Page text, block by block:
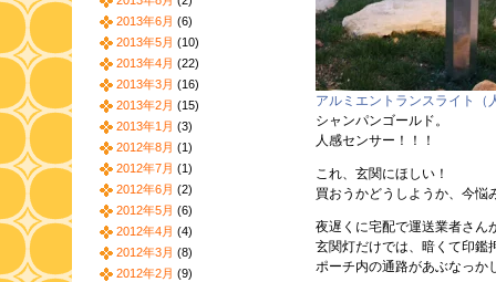
アルミエントランスライト（
シャンパンゴールド。
人感センサー！！！
これ、玄関にほしい！
買おうかどうしようか、今悩
夜遅くに宅配で運送業者さん
玄関灯だけでは、暗くて印鑑
ポーチ内の通路があぶなっか
2013年6月 (6)
2013年5月 (10)
2013年4月 (22)
2013年3月 (16)
2013年2月 (15)
2013年1月 (3)
2012年8月 (1)
2012年7月 (1)
2012年6月 (2)
2012年5月 (6)
2012年4月 (4)
2012年3月 (8)
2012年2月 (9)